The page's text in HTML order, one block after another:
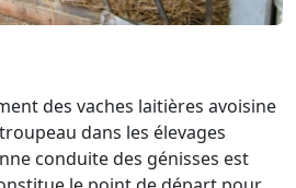
des vaches laitières avoisine
dans les élevages
conduite des génisses est